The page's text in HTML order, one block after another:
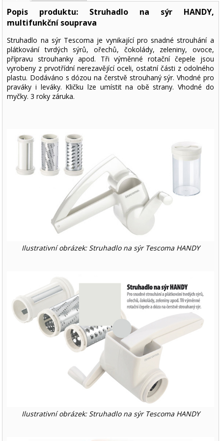
Popis produktu: Struhadlo na sýr HANDY,
multifunkční souprava
Struhadlo na sýr Tescoma je vynikající pro snadné strouhání a
plátkování tvrdých sýrů, ořechů, čokolády, zeleniny, ovoce,
přípravu strouhanky apod. Tři výměnné rotační čepele jsou
vyrobeny z prvotřídní nerezavějící oceli, ostatní části z odolného
plastu. Dodáváno s dózou na čerstvě strouhaný sýr. Vhodné pro
praváky i leváky. Kličku lze umístit na obě strany. Vhodné do
myčky. 3 roky záruka.
Ilustrativní obrázek: Struhadlo na sýr Tescoma HANDY
Ilustrativní obrázek: Struhadlo na sýr Tescoma HANDY